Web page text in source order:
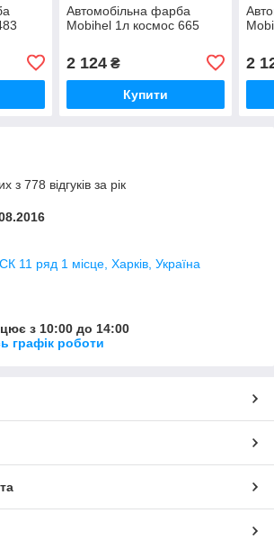
Автомобільна фарба
Mobihel 1л космос 665
2 124₴
Купити
2
з 778 відгуків за рік
11 ряд 1 місце, Харків, Україна
з 10:00 до 14:00
графік роботи